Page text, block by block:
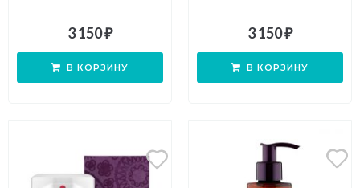
3 150₽
В КОРЗИНУ
3 150₽
В КОРЗИНУ